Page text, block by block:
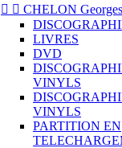
  CHELON
LIVRES
DVD
VINYLS
VINYLS
PARTITION EN